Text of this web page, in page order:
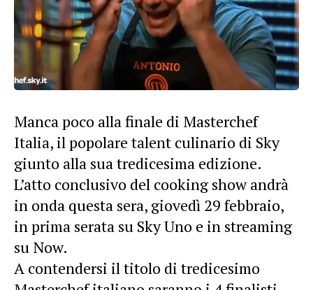
Manca poco alla finale di Masterchef
Italia, il popolare talent culinario di Sky
giunto alla sua tredicesima edizione.
L’atto conclusivo del cooking show andrà
in onda questa sera, giovedì 29 febbraio,
in prima serata su Sky Uno e in streaming
su Now.
A contendersi il titolo di tredicesimo